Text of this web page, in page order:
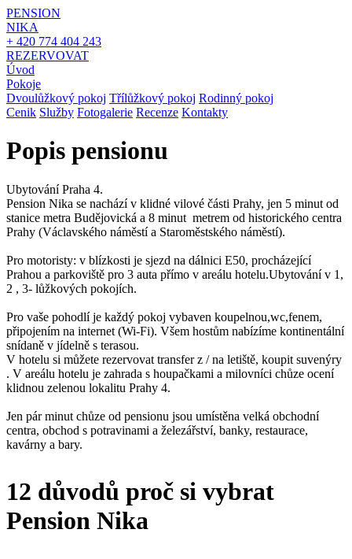
PENSION
NIKA
+ 420 774 404 243
REZERVOVAT
Úvod
Pokoje
Dvoulůžkový pokoj Třílůžkový pokoj Rodinný pokoj
Cenik Služby Fotogalerie Recenze Kontakty
Popis pensionu
Ubytování Praha 4.
Pension Nika se nachází v klidné vilové části Prahy, jen 5 minut od
stanice metra Budějovická a 8 minut metrem od historického centra
Prahy (Václavského náměstí a Staroměstského náměstí).
Pro motoristy: v blízkosti je sjezd na dálnici E50, procházející
Prahou a parkoviště pro 3 auta přímo v areálu hotelu.Ubytování v 1,
2 , 3- lůžkových pokojích.
Pro vaše pohodlí je každý pokoj vybaven koupelnou,wc,fenem,
připojením na internet (Wi-Fi). Všem hostům nabízíme kontinentální
snídaně v jídelně s terasou.
V hotelu si můžete rezervovat transfer z / na letiště, koupit suvenýry
. V areálu hotelu je zahrada s houpačkami a milovníci chůze ocení
klidnou zelenou lokalitu Prahy 4.
Jen pár minut chůze od pensionu jsou umístěna velká obchodní
centra, obchod s potravinami a železářství, banky, restaurace,
kavárny a bary.
12 důvodů proč si vybrat
Pension Nika